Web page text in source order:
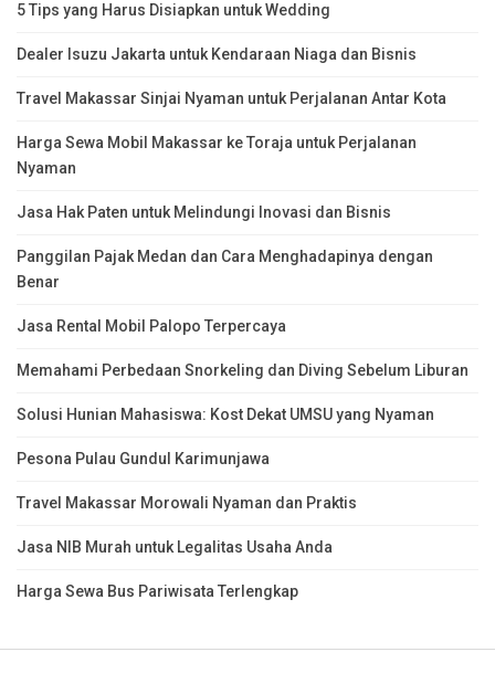
5 Tips yang Harus Disiapkan untuk Wedding
Dealer Isuzu Jakarta untuk Kendaraan Niaga dan Bisnis
Travel Makassar Sinjai Nyaman untuk Perjalanan Antar Kota
Harga Sewa Mobil Makassar ke Toraja untuk Perjalanan
Nyaman
Jasa Hak Paten untuk Melindungi Inovasi dan Bisnis
Panggilan Pajak Medan dan Cara Menghadapinya dengan
Benar
Jasa Rental Mobil Palopo Terpercaya
Memahami Perbedaan Snorkeling dan Diving Sebelum Liburan
Solusi Hunian Mahasiswa: Kost Dekat UMSU yang Nyaman
Pesona Pulau Gundul Karimunjawa
Travel Makassar Morowali Nyaman dan Praktis
Jasa NIB Murah untuk Legalitas Usaha Anda
Harga Sewa Bus Pariwisata Terlengkap